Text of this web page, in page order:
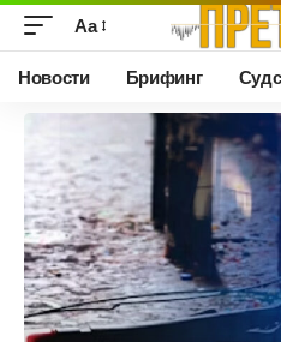
Аа
Новости Брифинг